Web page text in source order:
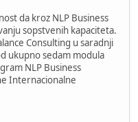
da kroz NLP Business
sopstvenih kapaciteta.
Consulting u saradnji
ukupno sedam modula
NLP Business
Internacionalne